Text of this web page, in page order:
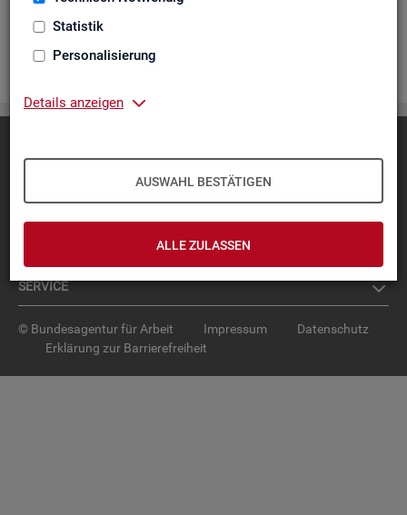
Statistik
Personalisierung
Details anzeigen
AUSWAHL BESTÄTIGEN
ALLE ZULASSEN
Be­trie­be / Be­triebs­grö­ße, Pend­ler und wei­te­re Merk­ma­le.
SER­VICE
© Bundesagentur für Arbeit Impressum
Datenschutz
Erklärung zur Barrierefreiheit